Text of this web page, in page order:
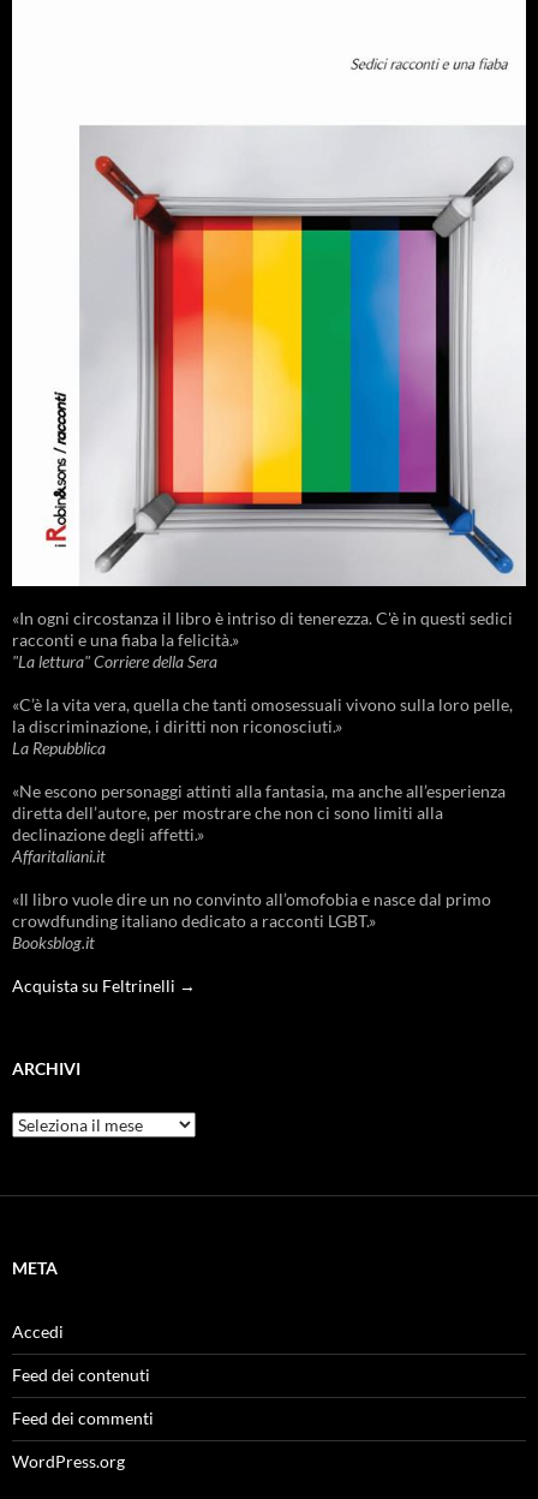
«In ogni circostanza il libro è intriso di tenerezza. C'è in questi sedici
racconti e una fiaba la felicità.»
"La lettura" Corriere della Sera
«C’è la vita vera, quella che tanti omosessuali vivono sulla loro pelle,
la discriminazione, i diritti non riconosciuti.»
La Repubblica
«Ne escono personaggi attinti alla fantasia, ma anche all’esperienza
diretta dell’autore, per mostrare che non ci sono limiti alla
declinazione degli affetti.»
Affaritaliani.it
«Il libro vuole dire un no convinto all’omofobia e nasce dal primo
crowdfunding italiano dedicato a racconti LGBT.»
Booksblog.it
Acquista su Feltrinelli →
ARCHIVI
Archivi
META
Accedi
Feed dei contenuti
Feed dei commenti
WordPress.org